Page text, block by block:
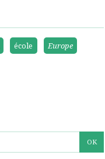
école
Europe